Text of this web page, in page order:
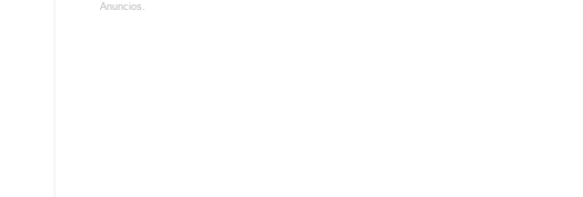
Anuncios.